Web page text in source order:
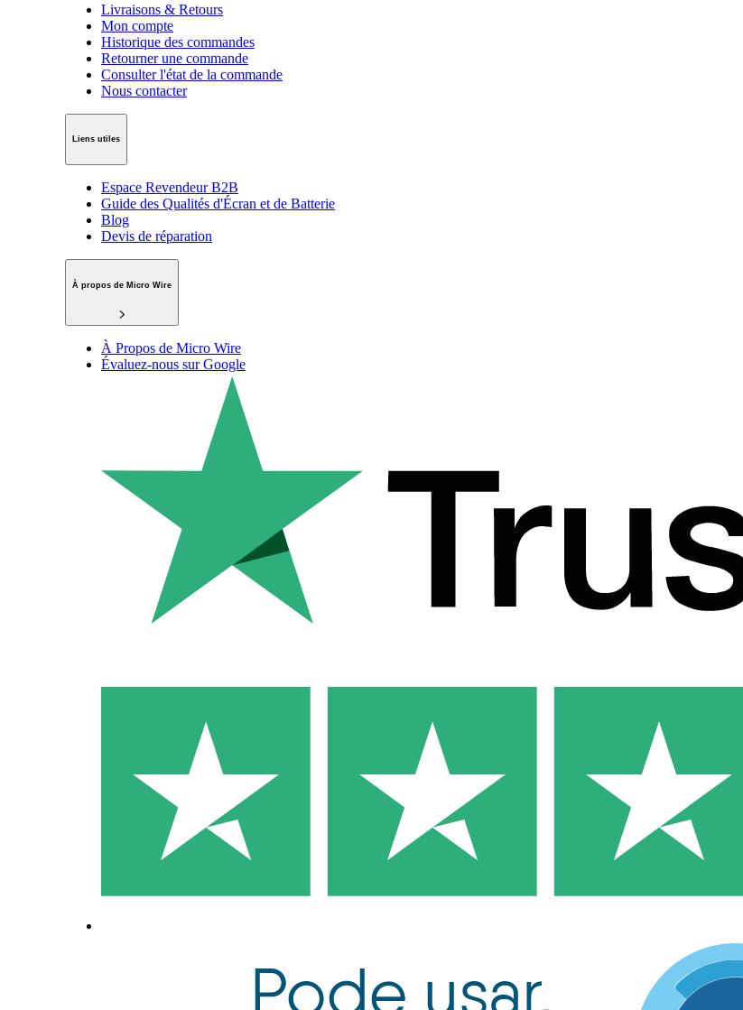
Livraisons & Retours
Mon compte
Historique des commandes
Retourner une commande
Consulter l'état de la commande
Nous contacter
Liens utiles
Espace Revendeur B2B
Guide des Qualités d'Écran et de Batterie
Blog
Devis de réparation
À propos de Micro Wire
À Propos de Micro Wire
Évaluez-nous sur Google